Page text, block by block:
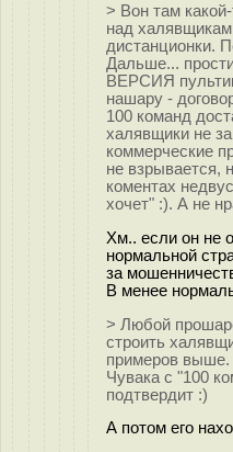
> Вон там
над
дистанционки.
Дальше...
ВЕРСИЯ
нашару -
100 команд
халявщики не
коммерческие
не взрывается,
коментах
хочет" :). А не
Хм.. если он не
нормальной
за
В менее
> Любой
строить
примеров
Чувака с "100
подтвердит :)
А потом его